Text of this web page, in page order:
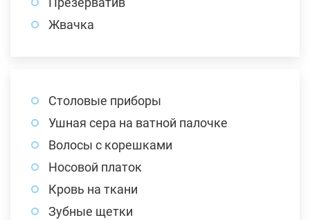
Жвачка
Столовые приборы
Ушная сера на ватной палочке
Волосы с корешками
Носовой платок
Кровь на ткани
Зубные щетки